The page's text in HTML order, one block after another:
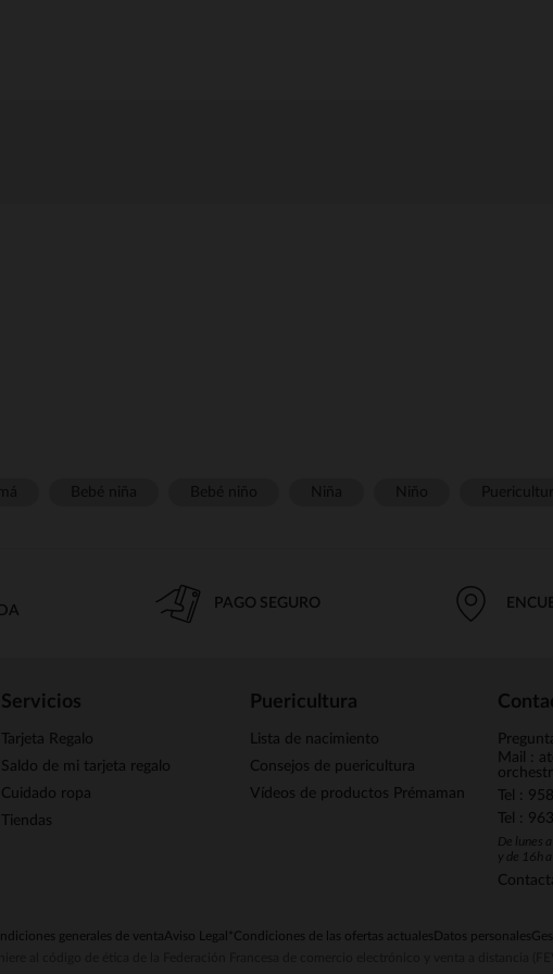
PAGO SEGURO
Servicios
Tarjeta Regalo
Saldo de mi tarjeta regalo
Cuidado ropa
Tiendas
Puericultura
Lista de nacimiento
Consejos de puericultura
Vídeos de productos Prémaman
Mail :
Tel :
Tel :
De lunes
y de 16h
generales de ventaAviso Legal *Condiciones de las ofertas actuales Datos personales